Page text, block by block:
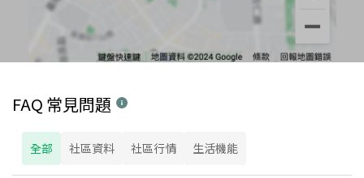
FAQ 常見問題
全部 社區資料 社區行情 生活機能